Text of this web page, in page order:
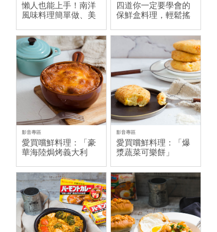
懶人也能上手！南洋
風味料理簡單做、美
四道你一定要學會的
保鮮盒料理，輕鬆搖
影音專區
愛買嚐鮮料理：「豪
華海陸焗烤義大利
影音專區
愛買嚐鮮料理：「爆
漿蔬菜可樂餅」